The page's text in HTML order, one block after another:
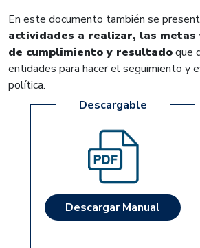
En este documento también se
actividades a realizar, las metas
de cumplimiento y resultadoque
entidades para hacer el seguimiento y
política.
Descargable
Descargar Manual